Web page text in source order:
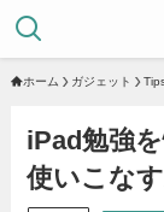
ホーム ガジェット
iPad勉強
使いこな